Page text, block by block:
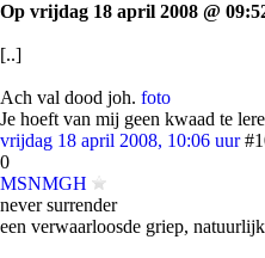
Op vrijdag 18 april 2008 @
[..]
Ach val dood joh. foto
Je hoeft van mij geen kwaad te
vrijdag 18 april 2008, 10:06 uur
0
MSNMGH
never surrender
een verwaarloosde griep,